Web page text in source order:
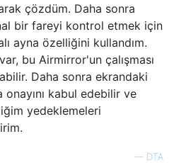
çözdüm. Daha sonra
bir fareyi kontrol etmek için
ayna özelliğini kullandım.
bu Airmirror'un çalışması
Daha sonra ekrandaki
onayını kabul edebilir ve
yedeklemeleri
— DTA